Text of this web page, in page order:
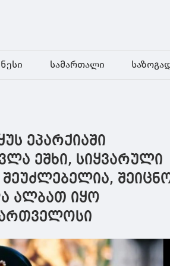
სამართალი
ეპარქიაში
ეშხი, სიყვარული
ალბათ იყო